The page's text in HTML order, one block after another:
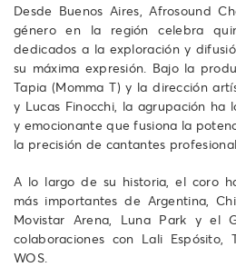
Desde Buenos Aires, Afrosound
género en la región celebra
dedicados a la exploración y
su máxima expresión. Bajo la
Tapia (Momma T) y la dirección
y Lucas Finocchi, la agrupación ha
y emocionante que fusiona la
la precisión de cantantes
A lo largo de su historia, el coro
más importantes de Argentina,
Movistar Arena, Luna Park y el
colaboraciones con Lali
WOS.